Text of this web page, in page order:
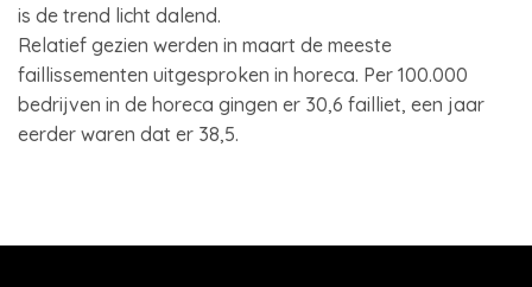
is de trend licht dalend.
Relatief gezien werden in maart de meeste
faillissementen uitgesproken in horeca. Per 100.000
bedrijven in de horeca gingen er 30,6 failliet, een jaar
eerder waren dat er 38,5.